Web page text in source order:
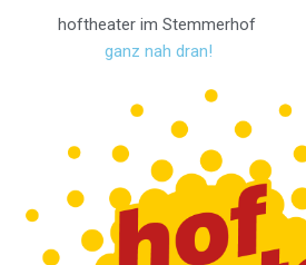
hoftheater im Stemmerhof
ganz nah dran!